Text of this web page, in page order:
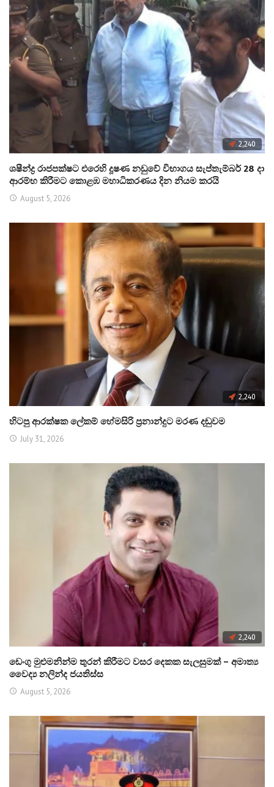
2,240
ශෂීන්ද්‍ර රාජපක්ෂට එරෙහි දූෂණ නඩුවේ විභාගය සැප්තැම්බර් 28 දා
ආරම්භ කිරීමට කොළඹ මහාධිකරණය දින නියම කරයි
August 5, 2026
2,240
හිටපු ආරක්ෂක ලේකම් හේමසිරි ප්‍රනාන්දුට මරණ දඬුවම
July 31, 2026
2,240
ඩෙංගු මුළුමනින්ම තුරන් කිරීමට වසර දෙකක සැලසුමක් – අමාත්‍ය
වෛද්‍ය නලින්ද ජයතිස්ස
August 5, 2026